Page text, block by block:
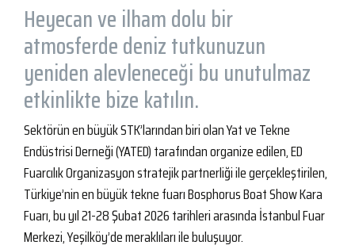
Heyecan ve ilham dolu bir
atmosferde deniz tutkunuzun
yeniden alevleneceği bu unutulmaz
etkinlikte bize katılın.
Sektörün en büyük STK’larından biri olan Yat ve Tekne
Endüstrisi Derneği (YATED) tarafından organize edilen, ED
Fuarcılık Organizasyon stratejik partnerliği ile gerçekleştirilen,
Türkiye’nin en büyük tekne fuarı Bosphorus Boat Show Kara
Fuarı, bu yıl 21-28 Şubat 2026 tarihleri arasında İstanbul Fuar
Merkezi, Yeşilköy’de meraklıları ile buluşuyor.